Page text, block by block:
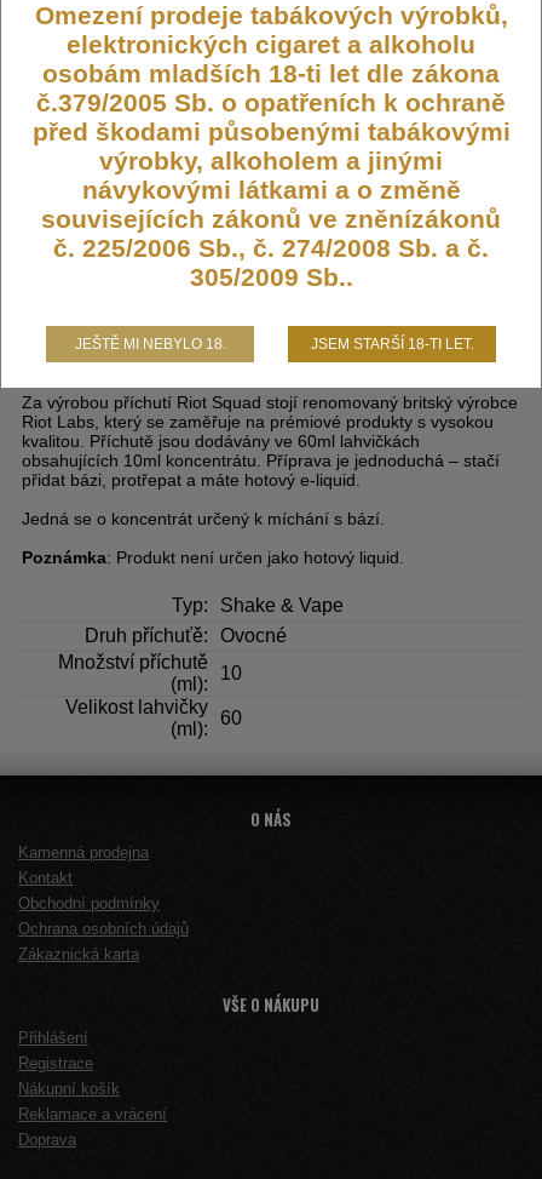
Počet ks:
65 ks
349,- KČ
DO KOŠÍKU
Apple XL (Jablečný mix)
Za výrobou příchutí Riot Squad stojí renomovaný britský výrobce
Riot Labs, který se zaměřuje na prémiové produkty s vysokou
kvalitou. Příchutě jsou dodávány ve 60ml lahvičkách
obsahujících 10ml koncentrátu. Příprava je jednoduchá – stačí
přidat bázi, protřepat a máte hotový e-liquid.
Jedná se o koncentrát určený k míchání s bází.
Poznámka: Produkt není určen jako hotový liquid.
Typ:
Shake & Vape
Druh příchuťě:
Ovocné
Množství příchutě
(ml):
10
Velikost lahvičky
(ml):
60
O NÁS
Kamenná prodejna
Kontakt
Obchodní podmínky
Ochrana osobních údajů
Zákaznická karta
VŠE O NÁKUPU
Přihlášení
Registrace
Nákupní košík
Reklamace a vrácení
Doprava
Omezení prodeje tabákových výrobků,
elektronických cigaret a alkoholu
osobám mladších 18-ti let dle zákona
č.379/2005 Sb. o opatřeních k ochraně
před škodami působenými tabákovými
výrobky, alkoholem a jinými
návykovými látkami a o změně
souvisejících zákonů ve zněnízákonů
č. 225/2006 Sb., č. 274/2008 Sb. a č.
305/2009 Sb..
JEŠTĚ MI NEBYLO 18. JSEM STARŠÍ 18-TI LET.